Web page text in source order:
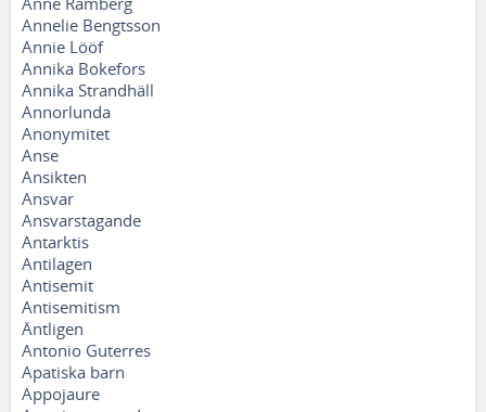
Annelie Bengtsson
Annie Lööf
Annika Bokefors
Annika Strandhäll
Annorlunda
Anonymitet
Anse
Ansikten
Ansvar
Ansvarstagande
Antarktis
Antilagen
Antisemit
Antisemitism
Äntligen
Antonio Guterres
Apatiska barn
Appojaure